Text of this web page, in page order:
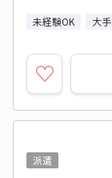
未経験OK 大
派遣